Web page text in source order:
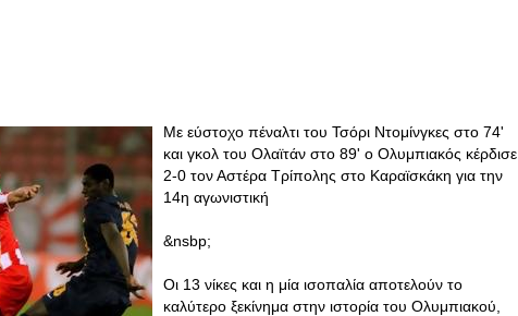
Με εύστοχο πέναλτι του Τσόρι Ντομίνγκες στο 74'
και γκολ του Ολαϊτάν στο 89' ο Ολυμπιακός κέρδισε
2-0 τον Αστέρα Τρίπολης στο Καραϊσκάκη για την
14η αγωνιστική
&nsbp;
Οι 13 νίκες και η μία ισοπαλία αποτελούν το
καλύτερο ξεκίνημα στην ιστορία του Ολυμπιακού,